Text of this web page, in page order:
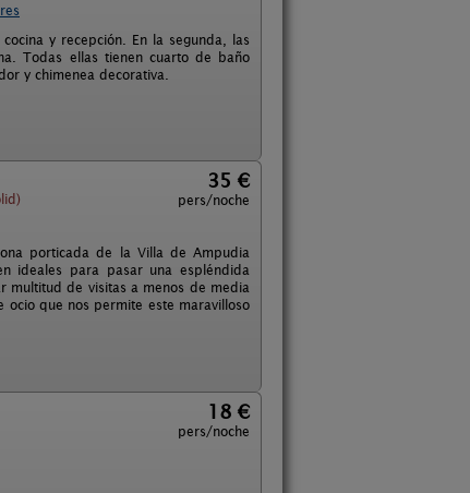
y recepción. En la segunda, las
Todas ellas tienen cuarto de baño
y chimenea decorativa.
35 €
pers/noche
porticada de la Villa de Ampudia
ideales para pasar una espléndida
multitud de visitas a menos de media
que nos permite este maravilloso
18 €
pers/noche